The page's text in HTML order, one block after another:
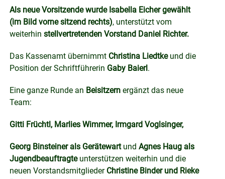
Als neue Vorsitzende wurde Isabella Eicher gewählt
(im Bild vorne sitzend rechts), unterstützt vom
weiterhin stellvertretenden Vorstand Daniel Richter.
Das Kassenamt übernimmt Christina Liedtkeund die
Position der Schriftführerin Gaby Baierl.
Eine ganze Runde an Beisitzern ergänzt das neue
Team:
Gitti Früchtl, Marlies Wimmer, Irmgard Voglsinger,
Georg Binsteiner als Gerätewartund Agnes Haug als
Jugendbeauftragteunterstützen weiterhin und die
neuen Vorstandsmitglieder Christine Binder und Rieke